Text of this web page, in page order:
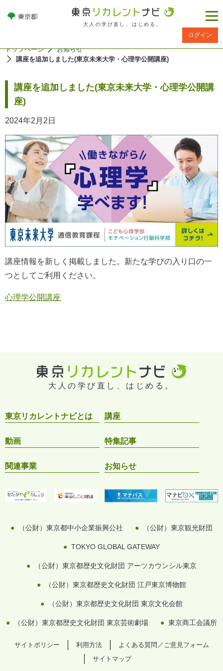
大人の学び直し、はじめる。
ログイン
トップページ
お知らせ
講座を追加しました(東京未来大学・心理学公開講座)
講座を追加しました(東京未来大学・心理学公開講
座)
2024年2月2日
講座情報を新しく掲載しました。新たな学びの入り口の一
つとしてご利用ください。
心理学公開講座
大人の学び直し、はじめる。
東京リカレントナビとは 講座
動画 特集記事
関連事業 お知らせ
（公財）東京都中小企業振興公社 （公財）東京観光財団
TOKYO GLOBAL GATEWAY
（公財）東京都歴史文化財団 アーツカウンシル東京
（公財）東京都歴史文化財団 江戸東京博物館
（公財）東京都歴史文化財団 東京文化会館
（公財）東京都歴史文化財団 東京芸術劇場 東京商工会議所
サイトポリシー 利用方法
よくある質問／ご意見フォーム
サイトマップ